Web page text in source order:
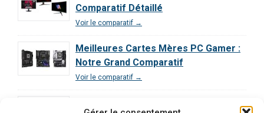
Comparatif Détaillé
Voir le comparatif →
Meilleures Cartes Mères PC Gamer :
Notre Grand Comparatif
Voir le comparatif →